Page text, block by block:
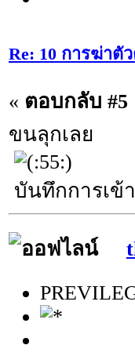
Re: 10 การฆ่าตั
« ตอบกลับ #5
ขนลุกเลย
บันทึกการเข้า